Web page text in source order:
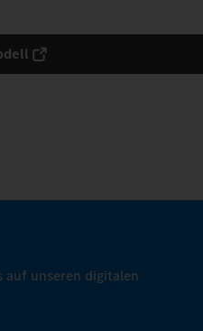
auf unseren digitalen